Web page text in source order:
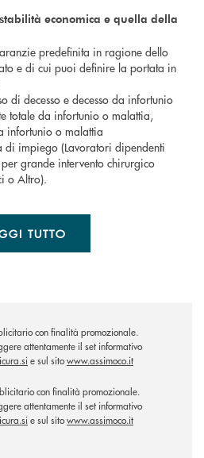
economica e quella della
predefinita in ragione dello
e di cui puoi definire la portata in
di decesso e decesso da infortunio
totale da infortunio o malattia,
infortunio o malattia
di impiego (Lavoratori dipendenti
grande intervento chirurgico
o Altro).
TUTTO
con finalità promozionale.
attentamente il set informativo
e sul sitowww.assimoco.it
con finalità promozionale.
attentamente il set informativo
e sul sitowww.assimoco.it